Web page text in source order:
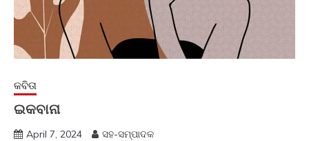
କବିତା
ଇକବାନା
April 7, 2024 ସହ-ସମ୍ପାଦକ